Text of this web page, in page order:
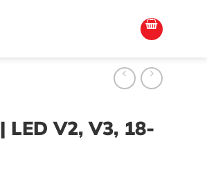
V2, V3, 18-